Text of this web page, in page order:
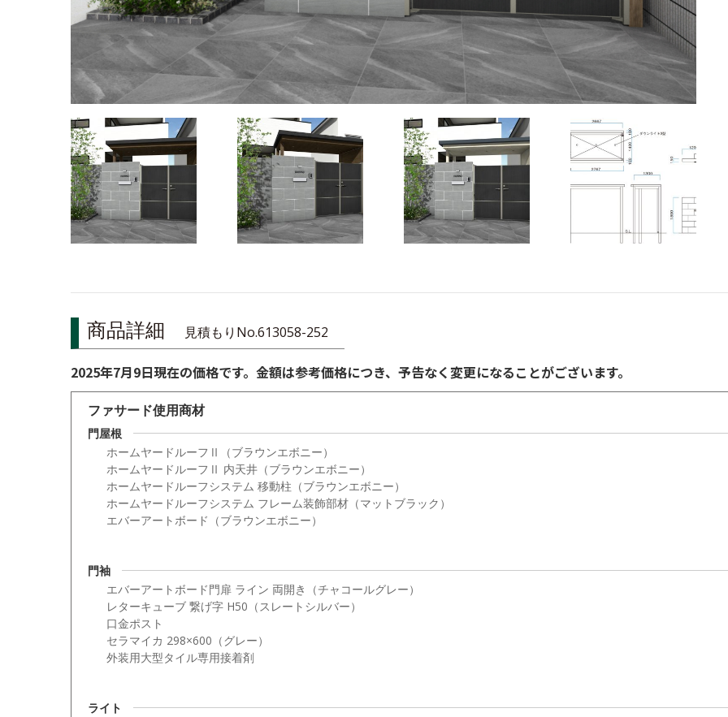
商品詳細 見積もりNo.613058-252
2025年7月9日現在の価格です。金額は参考価格につき、予告なく変更になることがございます。
ファサード使用商材
門屋根
ホームヤードルーフⅡ（ブラウンエボニー）
ホームヤードルーフⅡ 内天井（ブラウンエボニー）
ホームヤードルーフシステム 移動柱（ブラウンエボニー）
ホームヤードルーフシステム フレーム装飾部材（マットブラック）
エバーアートボード（ブラウンエボニー）
門袖
エバーアートボード門扉 ライン 両開き（チャコールグレー）
レターキューブ 繋げ字 H50（スレートシルバー）
口金ポスト
セラマイカ 298×600（グレー）
外装用大型タイル専用接着剤
ライト